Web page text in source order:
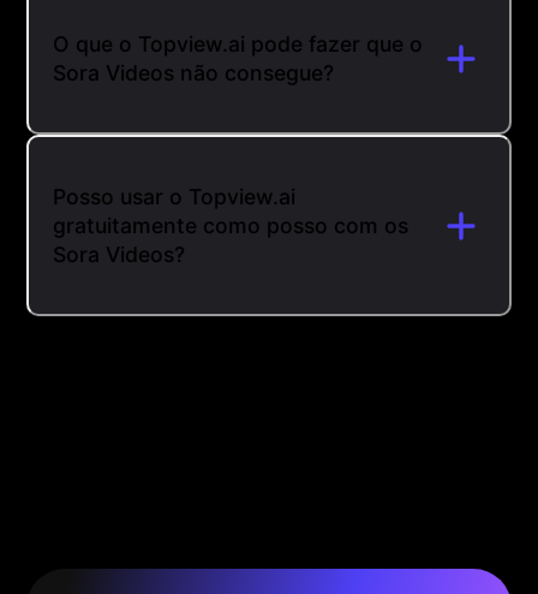
O que o Topview.ai pode fazer que o
Sora Videos não consegue?
Posso usar o Topview.ai
gratuitamente como posso com os
Sora Videos?